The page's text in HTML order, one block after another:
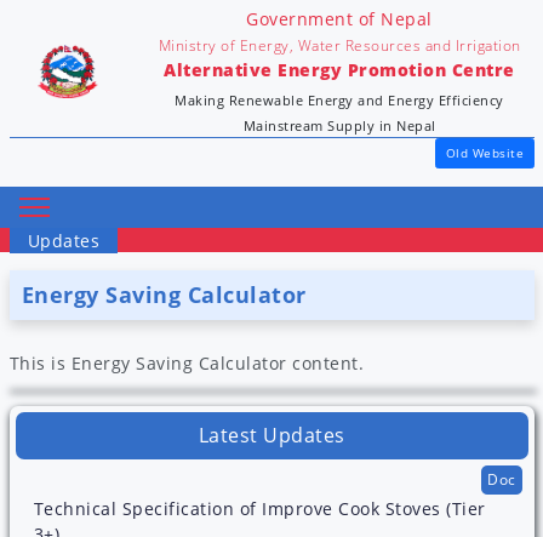
Government of Nepal
Ministry of Energy, Water Resources and Irrigation
Alternative Energy Promotion Centre
Making Renewable Energy and Energy Efficiency
Mainstream Supply in Nepal
Old Website
Updates
Energy Saving Calculator
This is Energy Saving Calculator content.
Latest Updates
Technical Specification of Improve Cook Stoves (Tier
Doc